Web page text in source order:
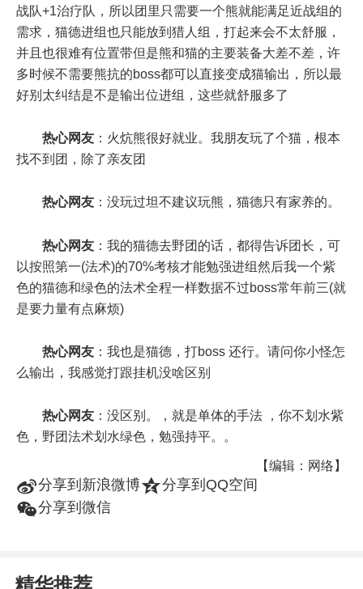
战队+1治疗队，所以团里只需要一个熊就能满足近战组的
需求，猫德进组也只能放到猎人组，打起来会不太舒服，
并且也很难有位置带但是熊和猫的主要装备大差不差，许
多时候不需要熊抗的boss都可以直接变成猫输出，所以最
好别太纠结是不是输出位进组，这些就舒服多了
热心网友 ：火炕熊很好就业。我朋友玩了个猫，根本
找不到团，除了亲友团
热心网友 ：没玩过坦不建议玩熊，猫德只有家养的。
热心网友 ：我的猫德去野团的话，都得告诉团长，可
以按照第一(法术)的70%考核才能勉强进组然后我一个紫
色的猫德和绿色的法术全程一样数据不过boss常年前三(就
是要力量有点麻烦)
热心网友 ：我也是猫德，打boss 还行。请问你小怪怎
么输出，我感觉打跟挂机没啥区别
热心网友 ：没区别。，就是单体的手法 ，你不划水紫
色，野团法术划水绿色，勉强持平。。
【编辑：网络】
t分享到新浪微博z分享到QQ空间
w分享到微信
精华推荐